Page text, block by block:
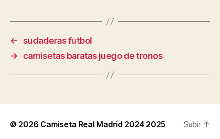
←
sudaderas futbol
→
camisetas baratas juego de tronos
© 2026 Camiseta Real Madrid 2024 2025 Subir ↑